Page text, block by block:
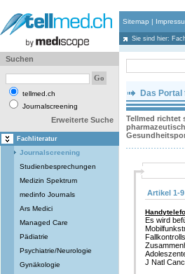
Sitemap |
Sie sind hier:
Suchen
tellmed.ch
Journalscreening
Erweiterte Suche
Fachliteratur
Journalscreening
Studienbesprechungen
Medizin Spektrum
medinfo Journals
Ars Medici
Managed Care
Pädiatrie
Psychiatrie/Neurologie
Gynäkologie
Das
Tellmed richtet
Artikel 1-9
Es wird
J Natl